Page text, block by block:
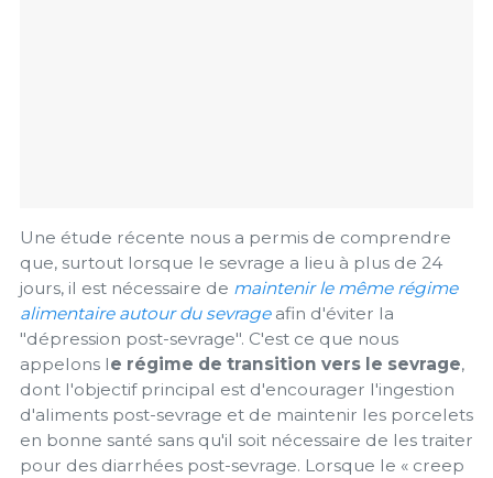
Une étude récente nous a permis de comprendre
que, surtout lorsque le sevrage a lieu à plus de 24
jours, il est nécessaire de maintenir le même régime
alimentaire autour du sevrageafin d'éviter la
"dépression post-sevrage". C'est ce que nous
appelons le régime de transition vers le sevrage,
dont l'objectif principal est d'encourager l'ingestion
d'aliments post-sevrage et de maintenir les porcelets
en bonne santé sans qu'il soit nécessaire de les traiter
pour des diarrhées post-sevrage. Lorsque le « creep